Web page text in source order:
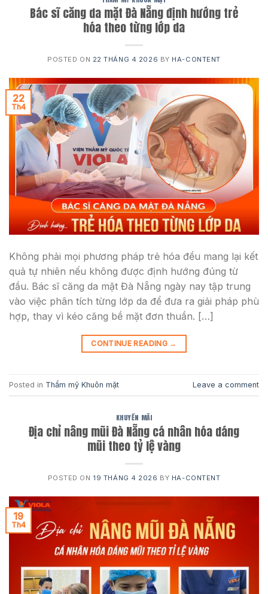
Bác sĩ căng da mặt Đà Nẵng định hướng trẻ
hóa theo từng lớp da
POSTED ON 22 THÁNG 4 2026 BY HA-CONTENT
22
Th4
Không phải mọi phương pháp trẻ hóa đều mang lại kết
quả tự nhiên nếu không được định hướng đúng từ
đầu. Bác sĩ căng da mặt Đà Nẵng ngày nay tập trung
vào việc phân tích từng lớp da để đưa ra giải pháp phù
hợp, thay vì kéo căng bề mặt đơn thuần. […]
CONTINUE READING →
Posted in Thẩm mỹ Khuôn mặt Leave a comment
KHUYẾN MÃI
Địa chỉ nâng mũi Đà Nẵng cá nhân hóa dáng
mũi theo tỷ lệ vàng
POSTED ON 19 THÁNG 4 2026 BY HA-CONTENT
19
Th4